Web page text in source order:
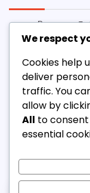
Ресурси за
информация,
Процес на
Destiny 2
акаунта,
Destiny 2
Решаване на
Destiny 2
Как да ги
We respect
Cookies help
deliver
traffic. You
allow by
All to
essential